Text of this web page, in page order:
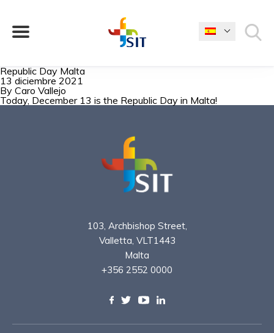
¿QUÉ ESTÁS BUSCANDO?
Republic Day Malta
13 diciembre 2021
By Caro Vallejo
Today, December 13 is the Republic Day in Malta!
103, Archbishop Street,
Valletta, VLT1443
Malta
+356 2552 0000